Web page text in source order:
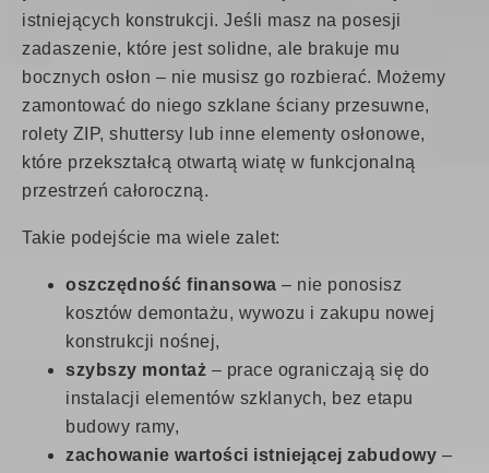
istniejących konstrukcji. Jeśli masz na posesji
zadaszenie, które jest solidne, ale brakuje mu
bocznych osłon – nie musisz go rozbierać. Możemy
zamontować do niego szklane ściany przesuwne,
rolety ZIP, shuttersy lub inne elementy osłonowe,
które przekształcą otwartą wiatę w funkcjonalną
przestrzeń całoroczną.
Takie podejście ma wiele zalet:
oszczędność finansowa – nie ponosisz
kosztów demontażu, wywozu i zakupu nowej
konstrukcji nośnej,
szybszy montaż – prace ograniczają się do
instalacji elementów szklanych, bez etapu
budowy ramy,
zachowanie wartości istniejącej zabudowy –